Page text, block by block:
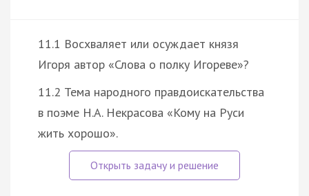
11.1 Восхваляет или осуждает князя
Игоря автор «Слова о полку Игореве»?
11.2 Тема народного правдоискательства
в поэме Н.А. Некрасова «Кому на Руси
жить хорошо».